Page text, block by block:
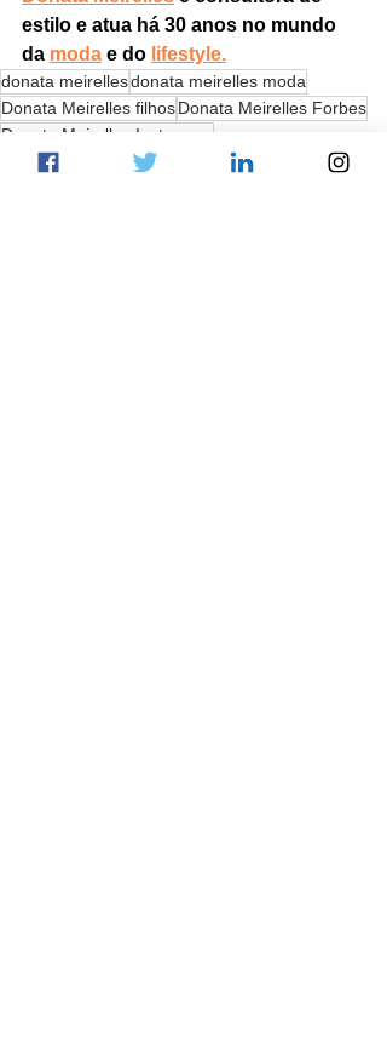
estilo e atua há 30 anos no mundo
da moda e do lifestyle.
donata meirellesdonata meirelles moda
Donata Meirelles filhosDonata Meirelles Forbes
Donata Meirelles Instagram
Donata Meirelles Daslu
Donata Meirelles